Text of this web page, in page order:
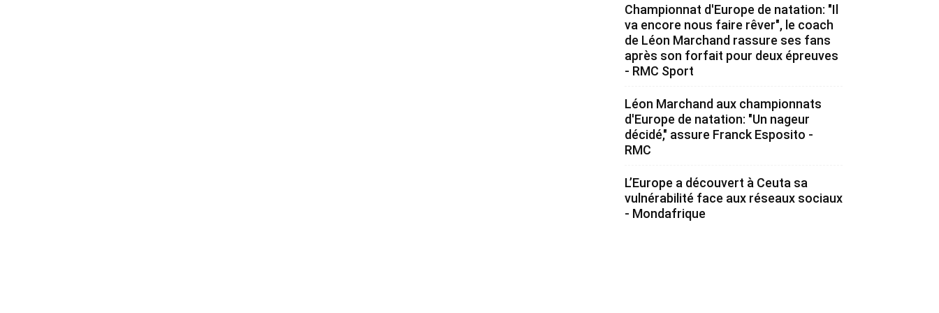
Championnat d'Europe de natation: "Il
va encore nous faire rêver", le coach
de Léon Marchand rassure ses fans
après son forfait pour deux épreuves
- RMC Sport
Léon Marchand aux championnats
d'Europe de natation: "Un nageur
décidé," assure Franck Esposito -
RMC
L’Europe a découvert à Ceuta sa
vulnérabilité face aux réseaux sociaux
- Mondafrique